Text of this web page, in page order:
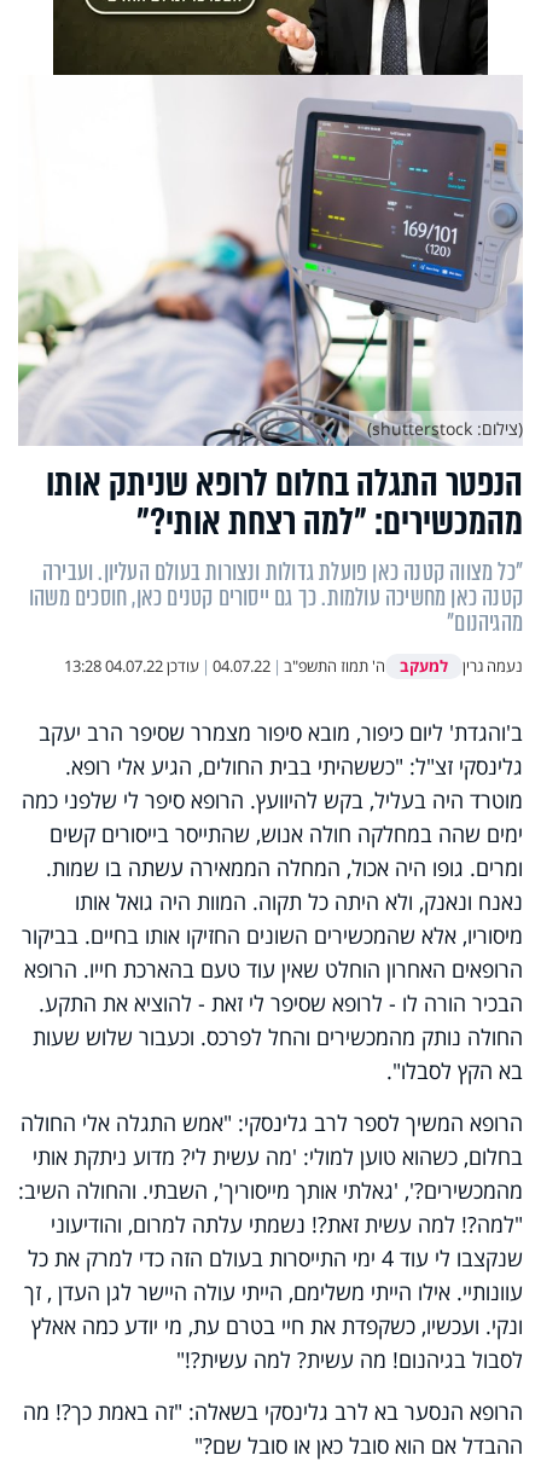
הנפטר התגלה בחלום לרופא שניתק אותו
מהמכשירים: "למה רצחת אותי?"
"כל מצווה קטנה כאן פועלת גדולות ונצורות בעולם העליון. ועבירה
קטנה כאן מחשיכה עולמות. כך גם ייסורים קטנים כאן, חוסכים משהו
מהגיהנום"
נעמה גרין למעקב ה' תמוז התשפ"ב |
04.07.22
| עודכן04.07.22 13:28
(צילום: shutterstock)
ב'והגדת' ליום כיפור, מובא סיפור מצמרר שסיפר הרב יעקב
גלינסקי זצ"ל: "כששהיתי בבית החולים, הגיע אלי רופא.
מוטרד היה בעליל, בקש להיוועץ. הרופא סיפר לי שלפני כמה
ימים שהה במחלקה חולה אנוש, שהתייסר בייסורים קשים
ומרים. גופו היה אכול, המחלה הממאירה עשתה בו שמות.
נאנח ונאנק, ולא היתה כל תקוה. המוות היה גואל אותו
מיסוריו, אלא שהמכשירים השונים החזיקו אותו בחיים. בביקור
הרופאים האחרון הוחלט שאין עוד טעם בהארכת חייו. הרופא
הבכיר הורה לו - לרופא שסיפר לי זאת - להוציא את התקע.
החולה נותק מהמכשירים והחל לפרכס. וכעבור שלוש שעות
בא הקץ לסבלו".
הרופא המשיך לספר לרב גלינסקי: "אמש התגלה אלי החולה
בחלום, כשהוא טוען למולי: 'מה עשית לי? מדוע ניתקת אותי
מהמכשירים?', 'גאלתי אותך מייסוריך', השבתי. והחולה השיב:
"למה?! למה עשית זאת?! נשמתי עלתה למרום, והודיעוני
שנקצבו לי עוד 4 ימי התייסרות בעולם הזה כדי למרק את כל
עוונותיי. אילו הייתי משלימם, הייתי עולה היישר לגן העדן , זך
ונקי. ועכשיו, כשקפדת את חיי בטרם עת, מי יודע כמה אאלץ
לסבול בגיהנום! מה עשית? למה עשית?!"
הרופא הנסער בא לרב גלינסקי בשאלה: "זה באמת כך?! מה
ההבדל אם הוא סובל כאן או סובל שם?"